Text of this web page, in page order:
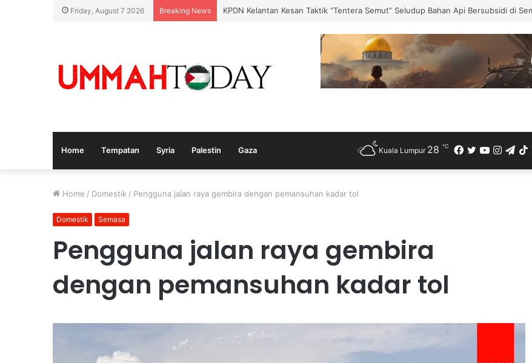
Friday, August 7 2026 Breaking News Israel Rancang Pembinaan 2,300 Unit Perumahan Baharu, Luaskan Penempatan
Home Tempatan Syria Palestin Gaza YouTube
Twitter
Facebook
Kuala Lumpur 28 ℃
Home / Domestik / Pengguna jalan raya gembira dengan pemansuhan kadar tol
Domestik Semasa
Pengguna jalan raya gembira
dengan pemansuhan kadar tol